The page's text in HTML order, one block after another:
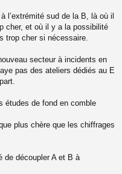
l’extrémité sud de la B, là où il
cher, et où il y a la possibilité
trop cher si nécessaire.
secteur à incidents en
pas des ateliers dédiés au E
études de fond en comble
plus chère que les chiffrages
de découpler A et B à